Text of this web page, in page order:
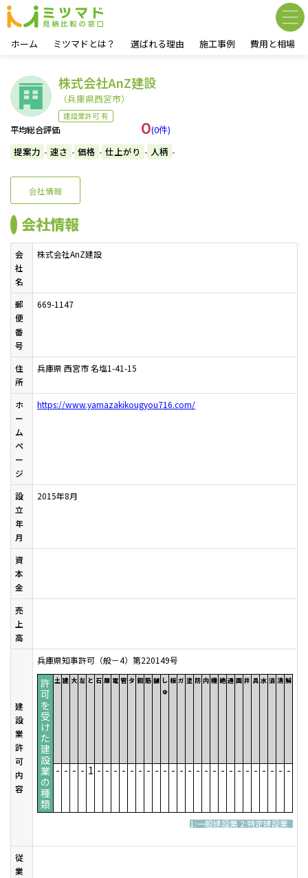
ホーム ミツマドとは？ 選ばれる理由 施工事例 費用と相場
平均総合評価 0(0件)
提案力 - 速さ - 価格 - 仕上がり - 人柄 -
株式会社AnZ建設
（兵庫県西宮市）
建設業許可 有
会社情報
会社情報
会
社
名
株式会社AnZ建設
郵
便
番
号
669-1147
住
所
兵庫県 西宮市 名塩1-41-15
ホ
ー
ム
ペ
ー
ジ
https://www.yamazakikougyou716.com/
設
立
年
月
2015年8月
資
本
金
売
上
高
建
設
業
許
可
内
容
兵庫県知事許可（般－4）第220149号
許
可
を
受
け
た
建
設
業
の
種
類
土 建 大 左 と 石 屋 電 管 タ 鋼 筋 舗 し
ゅ
板 ガ 塗 防 内 機 絶 通 園 井 具 水 消 清 解
- - - - 1 - - - - - - - - - - - - - - - - - - - - - - - -
1:一般建設業 2:特定建設業
従
業